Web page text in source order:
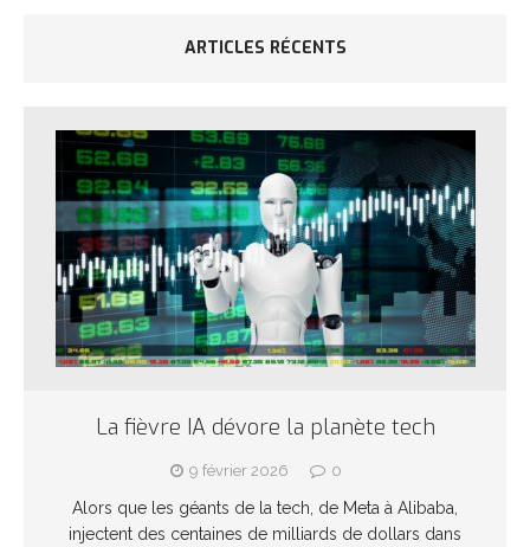
ARTICLES RÉCENTS
La fièvre IA dévore la planète tech
9 février 2026 0
Alors que les géants de la tech, de Meta à Alibaba,
injectent des centaines de milliards de dollars dans